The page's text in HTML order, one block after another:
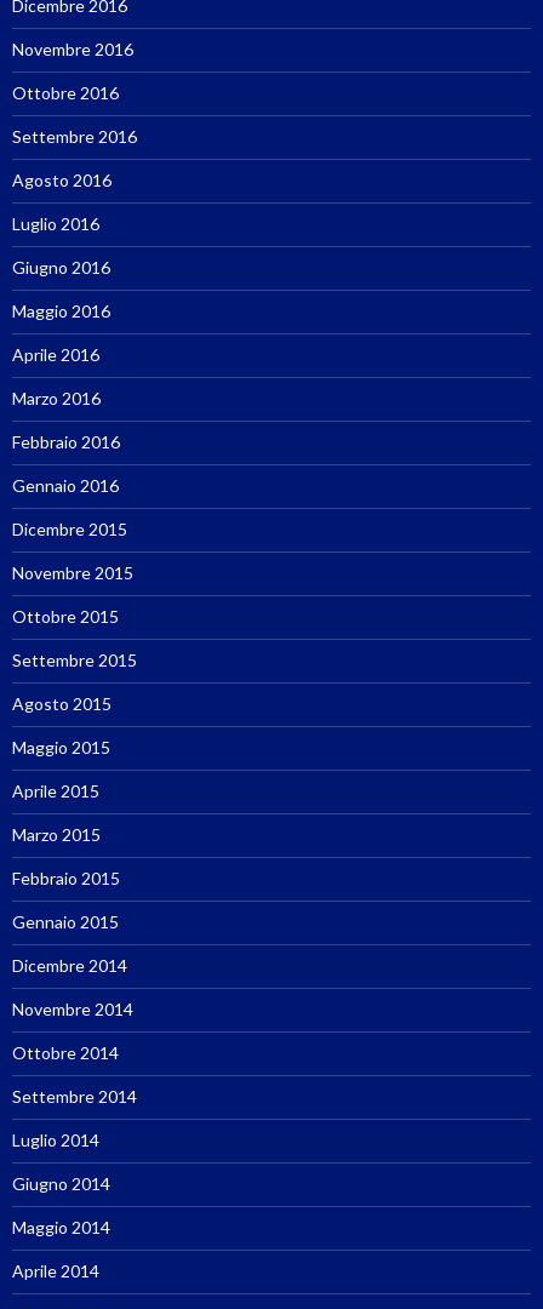
Dicembre 2016
Novembre 2016
Ottobre 2016
Settembre 2016
Agosto 2016
Luglio 2016
Giugno 2016
Maggio 2016
Aprile 2016
Marzo 2016
Febbraio 2016
Gennaio 2016
Dicembre 2015
Novembre 2015
Ottobre 2015
Settembre 2015
Agosto 2015
Maggio 2015
Aprile 2015
Marzo 2015
Febbraio 2015
Gennaio 2015
Dicembre 2014
Novembre 2014
Ottobre 2014
Settembre 2014
Luglio 2014
Giugno 2014
Maggio 2014
Aprile 2014